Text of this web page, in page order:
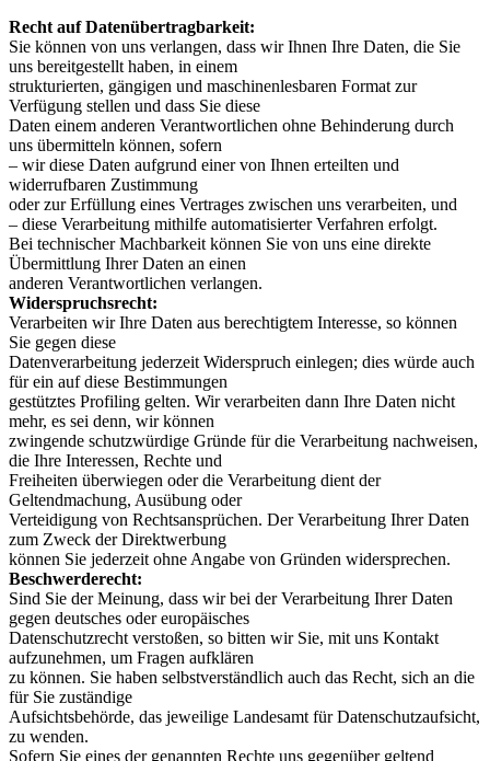
Recht auf Datenübertragbarkeit:
Sie können von uns verlangen, dass wir Ihnen Ihre Daten, die Sie
uns bereitgestellt haben, in einem
strukturierten, gängigen und maschinenlesbaren Format zur
Verfügung stellen und dass Sie diese
Daten einem anderen Verantwortlichen ohne Behinderung durch
uns übermitteln können, sofern
– wir diese Daten aufgrund einer von Ihnen erteilten und
widerrufbaren Zustimmung
oder zur Erfüllung eines Vertrages zwischen uns verarbeiten, und
– diese Verarbeitung mithilfe automatisierter Verfahren erfolgt.
Bei technischer Machbarkeit können Sie von uns eine direkte
Übermittlung Ihrer Daten an einen
anderen Verantwortlichen verlangen.
Widerspruchsrecht:
Verarbeiten wir Ihre Daten aus berechtigtem Interesse, so können
Sie gegen diese
Datenverarbeitung jederzeit Widerspruch einlegen; dies würde auch
für ein auf diese Bestimmungen
gestütztes Profiling gelten. Wir verarbeiten dann Ihre Daten nicht
mehr, es sei denn, wir können
zwingende schutzwürdige Gründe für die Verarbeitung nachweisen,
die Ihre Interessen, Rechte und
Freiheiten überwiegen oder die Verarbeitung dient der
Geltendmachung, Ausübung oder
Verteidigung von Rechtsansprüchen. Der Verarbeitung Ihrer Daten
zum Zweck der Direktwerbung
können Sie jederzeit ohne Angabe von Gründen widersprechen.
Beschwerderecht:
Sind Sie der Meinung, dass wir bei der Verarbeitung Ihrer Daten
gegen deutsches oder europäisches
Datenschutzrecht verstoßen, so bitten wir Sie, mit uns Kontakt
aufzunehmen, um Fragen aufklären
zu können. Sie haben selbstverständlich auch das Recht, sich an die
für Sie zuständige
Aufsichtsbehörde, das jeweilige Landesamt für Datenschutzaufsicht,
zu wenden.
Sofern Sie eines der genannten Rechte uns gegenüber geltend